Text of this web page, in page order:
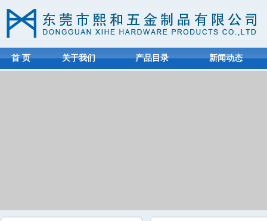
首 页 关于我们 产品目录 新闻动态